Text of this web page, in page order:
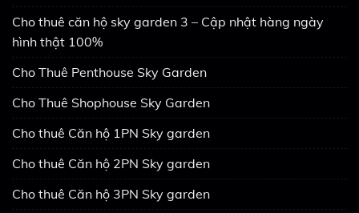
Cho thuê căn hộ sky garden 3 – Cập nhật hàng ngày
hình thật 100%
Cho Thuê Penthouse Sky Garden
Cho Thuê Shophouse Sky Garden
Cho thuê Căn hộ 1PN Sky garden
Cho thuê Căn hộ 2PN Sky garden
Cho thuê Căn hộ 3PN Sky garden